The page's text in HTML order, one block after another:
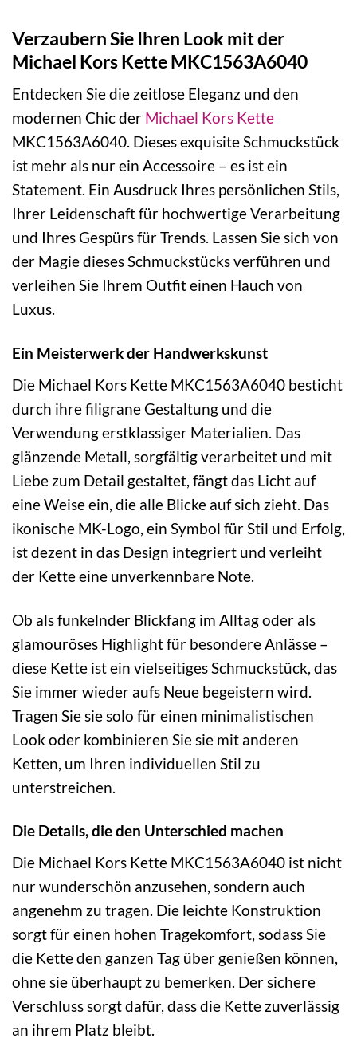
Verzaubern Sie Ihren Look mit der
Michael Kors Kette MKC1563A6040
Entdecken Sie die zeitlose Eleganz und den
modernen Chic der Michael Kors Kette
MKC1563A6040. Dieses exquisite Schmuckstück
ist mehr als nur ein Accessoire – es ist ein
Statement. Ein Ausdruck Ihres persönlichen Stils,
Ihrer Leidenschaft für hochwertige Verarbeitung
und Ihres Gespürs für Trends. Lassen Sie sich von
der Magie dieses Schmuckstücks verführen und
verleihen Sie Ihrem Outfit einen Hauch von
Luxus.
Ein Meisterwerk der Handwerkskunst
Die Michael Kors Kette MKC1563A6040 besticht
durch ihre filigrane Gestaltung und die
Verwendung erstklassiger Materialien. Das
glänzende Metall, sorgfältig verarbeitet und mit
Liebe zum Detail gestaltet, fängt das Licht auf
eine Weise ein, die alle Blicke auf sich zieht. Das
ikonische MK-Logo, ein Symbol für Stil und Erfolg,
ist dezent in das Design integriert und verleiht
der Kette eine unverkennbare Note.
Ob als funkelnder Blickfang im Alltag oder als
glamouröses Highlight für besondere Anlässe –
diese Kette ist ein vielseitiges Schmuckstück, das
Sie immer wieder aufs Neue begeistern wird.
Tragen Sie sie solo für einen minimalistischen
Look oder kombinieren Sie sie mit anderen
Ketten, um Ihren individuellen Stil zu
unterstreichen.
Die Details, die den Unterschied machen
Die Michael Kors Kette MKC1563A6040 ist nicht
nur wunderschön anzusehen, sondern auch
angenehm zu tragen. Die leichte Konstruktion
sorgt für einen hohen Tragekomfort, sodass Sie
die Kette den ganzen Tag über genießen können,
ohne sie überhaupt zu bemerken. Der sichere
Verschluss sorgt dafür, dass die Kette zuverlässig
an ihrem Platz bleibt.